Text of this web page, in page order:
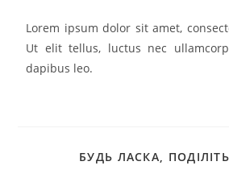
Lorem ipsum dolor sit amet,
Ut elit tellus, luctus nec
dapibus leo.
БУДЬ ЛАСКА,